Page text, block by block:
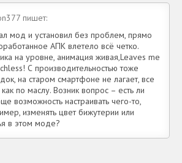
пишет:
мод и установил без проблем, прямо
АПК влетело всё четко.
на уровне, анимация живая,Leaves me
С производительностью тоже
на старом смартфоне не лагает, все
по маслу. Возник вопрос – есть ли
возможность настраивать чего-то,
изменять цвет бижутерии или
в этом моде?